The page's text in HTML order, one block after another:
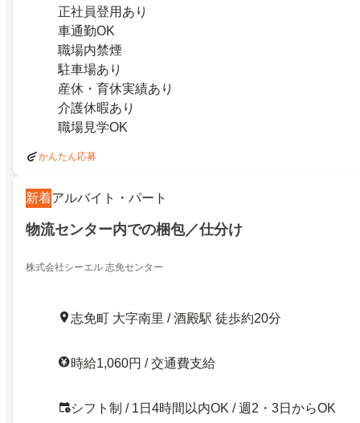
正社員登用あり
車通勤OK
職場内禁煙
駐車場あり
産休・育休実績あり
介護休暇あり
職場見学OK
かんたん応募
新着アルバイト・パート
物流センター内での梱包／仕分け
株式会社シーエル 志免センター
志免町 大字南里 / 酒殿駅 徒歩約20分
時給1,060円 / 交通費支給
シフト制 / 1日4時間以内OK / 週2・3日からOK